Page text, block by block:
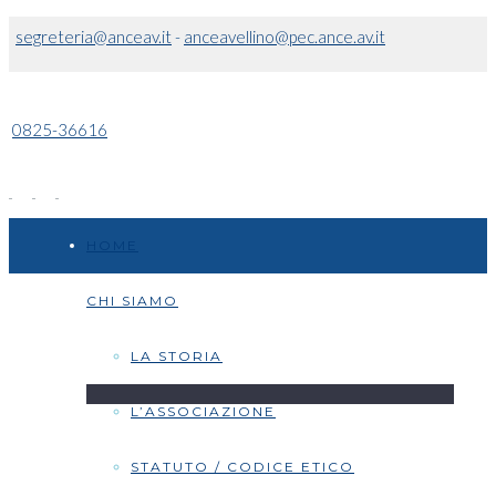
segreteria@anceav.it- anceavellino@pec.ance.av.it
0825-36616
CHI SIAMO
LA STORIA
L’ASSOCIAZIONE
STATUTO / CODICE ETICO